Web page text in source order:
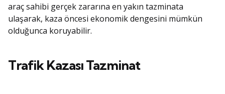
araç sahibi gerçek zararına en yakın tazminata
ulaşarak, kaza öncesi ekonomik dengesini mümkün
olduğunca koruyabilir.
Trafik Kazası Tazminat